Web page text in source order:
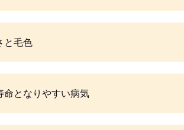
と毛色
命となりやすい病気